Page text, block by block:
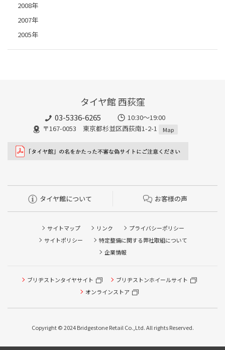
2008年
2007年
2005年
タイヤ館 西荻窪
03-5336-6265
10:30～19:00
〒167-0053 東京都杉並区西荻南1-2-1
Map
タイヤ館について お客様の声
サイトマップ リンク
プライバシーポリシー
サイトポリシー
特定整備に関する弊社取組について
企業情報
ブリヂストンタイヤサイト
ブリヂストンホイールサイト
オンラインストア
Copyright © 2024 Bridgestone Retail Co.,Ltd. All rights Reserved.
タイヤ点検・安全点検/タイヤ履き替え/オイル交換/その他
ピット作業の予約
本日のタイヤ履き替え順番待ち予約 ※クローク契約会員の